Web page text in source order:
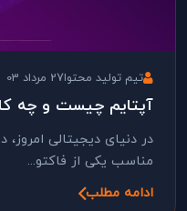
تیم تولید محتوا27 مرداد 03
آپتایم چیست و چه
در دنیای دیجیتالی
مناسب یکی از فاکتو...
ادامه مطلب